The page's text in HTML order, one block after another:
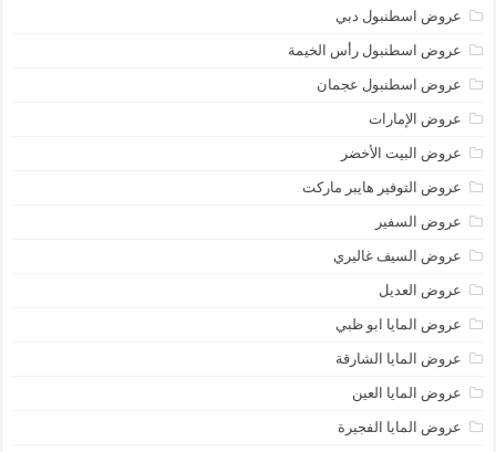
عروض اسطنبول دبي
عروض اسطنبول رأس الخيمة
عروض اسطنبول عجمان
عروض الإمارات
عروض البيت الأخضر
عروض التوفير هايبر ماركت
عروض السفير
عروض السيف غاليري
عروض العديل
عروض المايا ابو ظبي
عروض المايا الشارقة
عروض المايا العين
عروض المايا الفجيرة